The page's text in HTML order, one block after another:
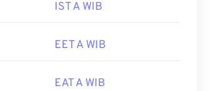
IST A WIB
EET A WIB
EAT A WIB